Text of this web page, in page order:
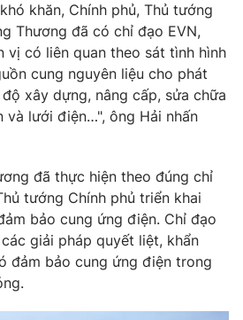
Shorts video
VTV Thể thao
Bất động sản
Tấm lòng Việt
Vươn mình bằng AI
khăn, Chính phủ, Thủ tướng
Thương đã có chỉ đạo EVN,
vị có liên quan theo sát tình hình
cung nguyên liệu cho phát
xây dựng, nâng cấp, sửa chữa
và lưới điện…", ông Hải nhấn
đã thực hiện theo đúng chỉ
tướng Chính phủ triển khai
bảo cung ứng điện. Chỉ đạo
giải pháp quyết liệt, khẩn
đảm bảo cung ứng điện trong